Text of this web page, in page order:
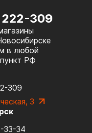
222-309
в любой
РФ
309
3
33-34